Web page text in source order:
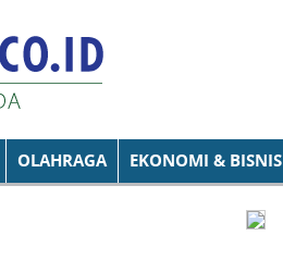
OLAHRAGA EKONOMI & BISNIS